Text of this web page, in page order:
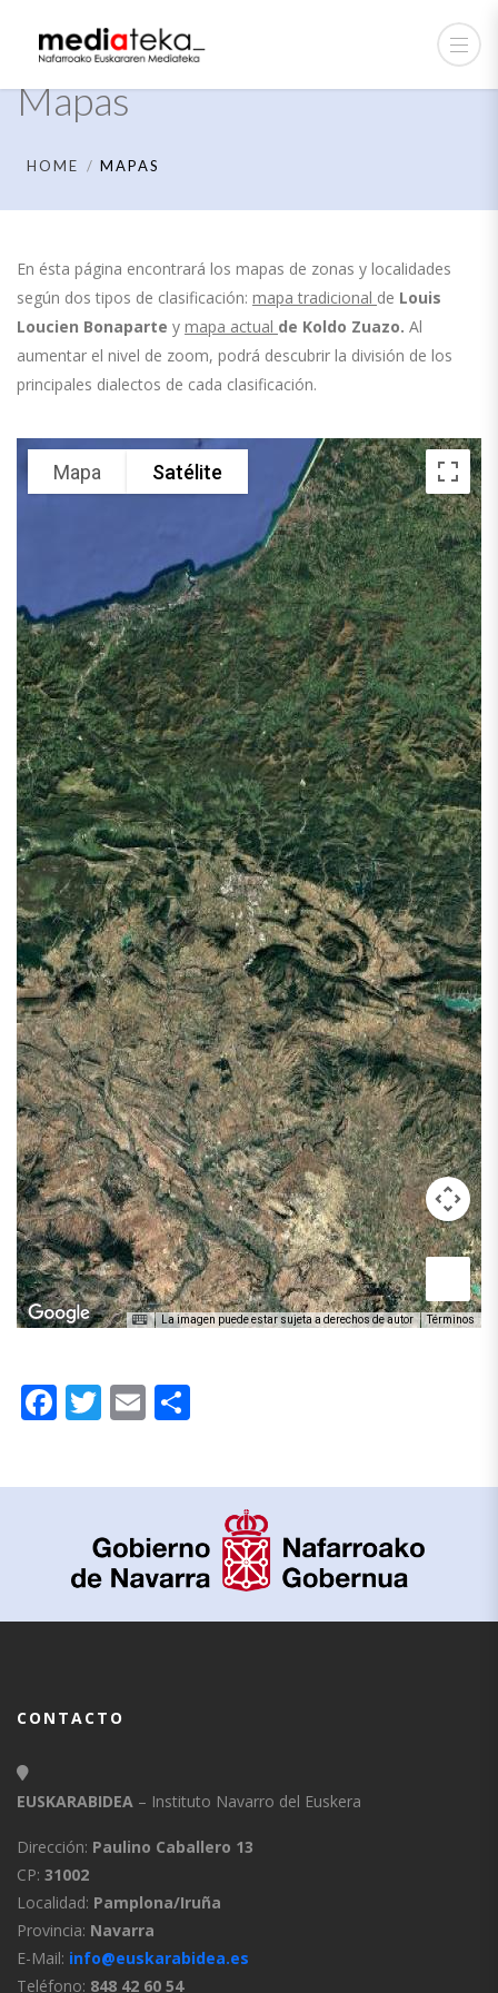
Mapas
HOME MAPAS
En ésta página encontrará los mapas de zonas y localidades
según dos tipos de clasificación: mapa tradicional de Louis
Loucien Bonaparte y mapa actual de Koldo Zuazo. Al
aumentar el nivel de zoom, podrá descubrir la división de los
principales dialectos de cada clasificación.
Mapa Satélite
La imagen puede estar sujeta a derechos de autor Términos
Facebook
Twitter
Email
CONTACTO
EUSKARABIDEA – Instituto Navarro del Euskera
Dirección: Paulino Caballero 13
CP: 31002
Localidad: Pamplona/Iruña
Provincia: Navarra
E-Mail: info@euskarabidea.es
Teléfono: 848 42 60 54